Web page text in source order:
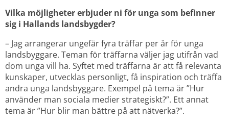
Vilka möjligheter erbjuder ni för unga som befinner
sig i Hallands landsbygder?
– Jag arrangerar ungefär fyra träffar per år för unga
landsbyggare. Teman för träffarna väljer jag utifrån vad
dom unga vill ha. Syftet med träffarna är att få relevanta
kunskaper, utvecklas personligt, få inspiration och träffa
andra unga landsbyggare. Exempel på tema är ”Hur
använder man sociala medier strategiskt?”. Ett annat
tema är ”Hur blir man bättre på att nätverka?”.